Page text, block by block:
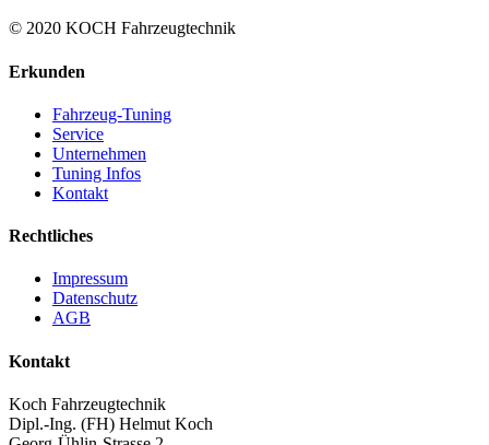
© 2020 KOCH Fahrzeugtechnik
Erkunden
Fahrzeug-Tuning
Service
Unternehmen
Tuning Infos
Kontakt
Rechtliches
Impressum
Datenschutz
AGB
Kontakt
Koch Fahrzeugtechnik
Dipl.-Ing. (FH) Helmut Koch